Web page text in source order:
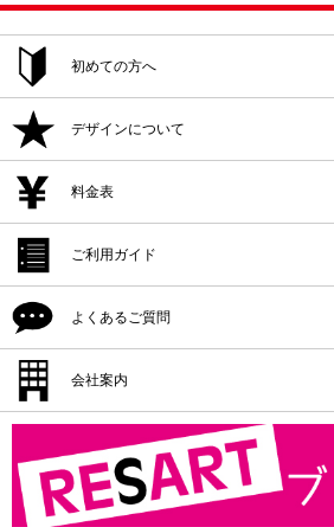
初めての方へ
ご注文方法
追加注文・再注文
デザインについて
デザイン作成
デザイン入稿
プリント方法
プリントサイズ
書体一覧
料金表
デザイン作成
デザイン入稿
プリント方法
プリント色
プリントサイズ
書体一覧
ご利用ガイド
シルクプリント料金
インクジェットプリント料金
カッティングプリント料金
版代
よくあるご質問
配送・納期
返品・交換・キャンセル
支払方法
領収書の発行
会社案内